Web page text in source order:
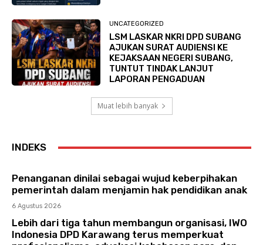
UNCATEGORIZED
LSM LASKAR NKRI DPD SUBANG
AJUKAN SURAT AUDIENSI KE
KEJAKSAAN NEGERI SUBANG,
TUNTUT TINDAK LANJUT
LAPORAN PENGADUAN
Muat lebih banyak
INDEKS
Penanganan dinilai sebagai wujud keberpihakan
pemerintah dalam menjamin hak pendidikan anak
6 Agustus 2026
Lebih dari tiga tahun membangun organisasi, IWO
Indonesia DPD Karawang terus memperkuat